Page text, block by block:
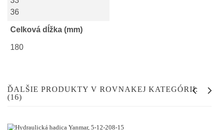
36
Celková dĺžka (mm)
180
ĎALŠIE PRODUKTY V ROVNAKEJ KATEGÓRII:
(16)